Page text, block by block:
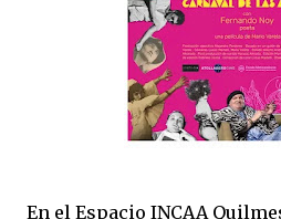
En el Espacio INCAA